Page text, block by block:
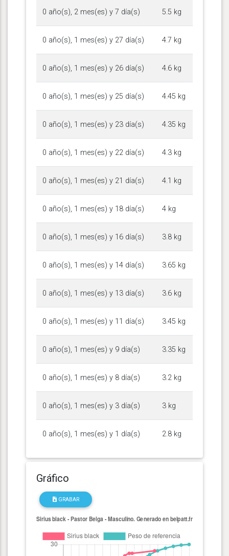
0 año(s), 2 mes(es) y 7 día(s) 5.5 kg
0 año(s), 1 mes(es) y 27 día(s) 4.7 kg
0 año(s), 1 mes(es) y 26 día(s) 4.6 kg
0 año(s), 1 mes(es) y 25 día(s) 4.45 kg
0 año(s), 1 mes(es) y 23 día(s) 4.35 kg
0 año(s), 1 mes(es) y 22 día(s) 4.3 kg
0 año(s), 1 mes(es) y 21 día(s) 4.1 kg
0 año(s), 1 mes(es) y 18 día(s) 4 kg
0 año(s), 1 mes(es) y 16 día(s) 3.8 kg
0 año(s), 1 mes(es) y 14 día(s) 3.65 kg
0 año(s), 1 mes(es) y 13 día(s) 3.6 kg
0 año(s), 1 mes(es) y 11 día(s) 3.45 kg
0 año(s), 1 mes(es) y 9 día(s) 3.35 kg
0 año(s), 1 mes(es) y 8 día(s) 3.2 kg
0 año(s), 1 mes(es) y 3 día(s) 3 kg
0 año(s), 1 mes(es) y 1 día(s) 2.8 kg
Gráfico
GRABAR